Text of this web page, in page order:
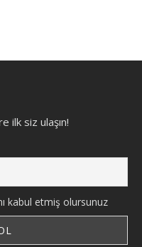
ilk siz ulaşın!
kabul etmiş olursunuz